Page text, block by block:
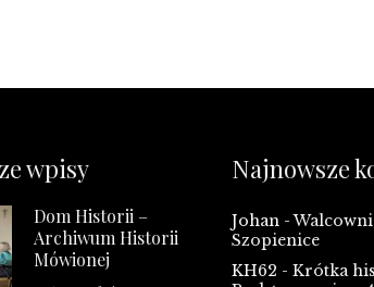
wpisy
Dom Historii –
Archiwum Historii
Mówionej
Najnowsze
Johan -
Szopienice
KH62 - Krótka